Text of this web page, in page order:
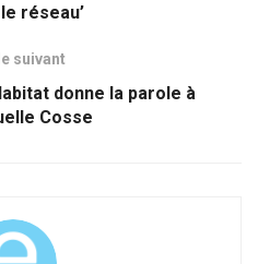
réseau’
suivant
donne la parole à
Cosse